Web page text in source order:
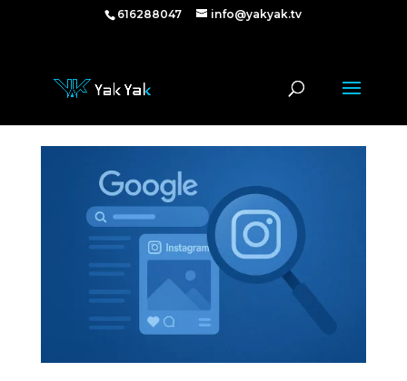
616288047 info@yakyak.tv